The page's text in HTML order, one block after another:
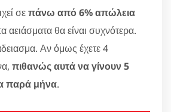
σεπάνω από 6% απώλεια
αειάσματα θα είναι συχνότερα.
Αν όμως έχετε 4
πιθανώς αυτά να γίνουν 5
παρά μήνα.